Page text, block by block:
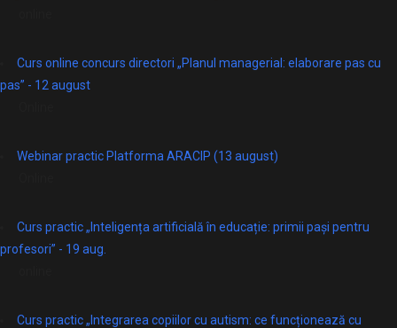
Curs online concurs directori „Planul managerial: elaborare pas cu
pas” - 12 august
Webinar practic Platforma ARACIP (13 august)
Curs practic „Inteligența artificială în educație: primii pași pentru
profesori” - 19 aug.
Curs practic „Integrarea copiilor cu autism: ce funcționează cu